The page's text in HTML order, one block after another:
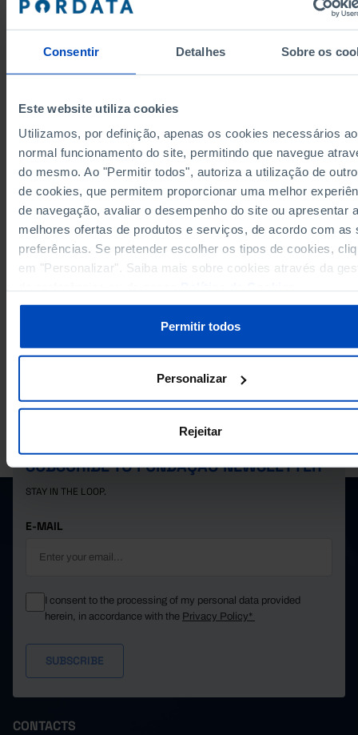
Consentir Detalhes Sobre os
Este website utiliza cookies
Utilizamos, por definição, apenas os cookies necessários ao
normal funcionamento do site, permitindo que navegue
do mesmo. Ao "Permitir todos", autoriza a utilização de
de cookies, que permitem proporcionar uma melhor
de navegação, avaliar o desempenho do site ou apresentar
melhores ofertas de produtos e serviços, de acordo com as
preferências. Se pretender escolher os tipos de cookies,
em "Personalizar". Saiba mais sobre cookies através da
Permitir todos
Personalizar
Rejeitar
2007
2009
8.0
7.5
2015
6.2
2016
6.1
2017
6.3
2018
6.5
2019
6.5
7.4
2023
6.7
Pro6.8
Sources/Entities: INE, PORDATA
Last updated: 2026-07-14
RELATED
Gross Domestic Product (GDP) in Portugal
PORDATA IS A PROJECT OF THE FUNDAÇÃO FRANCISCO MANUEL DOS
SUBSCRIBE TO FUNDAÇÃO NEWSLETTER
STAY IN THE LOOP.
E-MAIL
I consent to the processing of my personal data provided
herein, in accordance with the Privacy Policy*
CONTACTS